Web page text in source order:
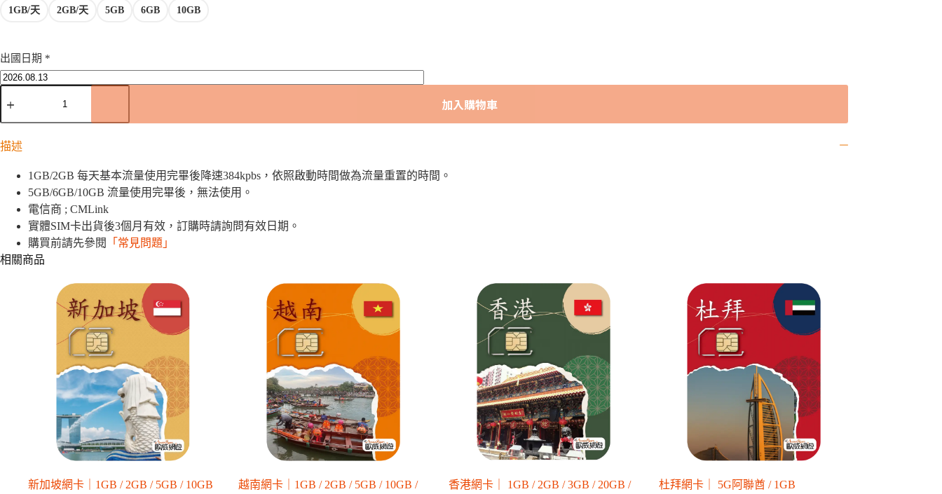
1GB/天 2GB/天 5GB 6GB 10GB
出國日期 *
爾
巴
亞
2GB
/
5GB
加入購物車
描述
1GB/2GB 每天基本流量使用完畢後降速384kpbs，依照啟動時間做為流量重置的時間。
5GB/6GB/10GB 流量使用完畢後，無法使用。
電信商 ; CMLink
實體SIM卡出貨後3個月有效，訂購時請詢問有效日期。
購買前請先參閱
「常見問題」
相關商品
新加坡網卡｜1GB / 2GB / 5GB / 10GB 越南網卡｜1GB / 2GB / 5GB / 10GB / 香港網卡｜ 1GB / 2GB / 3GB / 20GB / 杜拜網卡｜ 5G阿聯酋 / 1GB